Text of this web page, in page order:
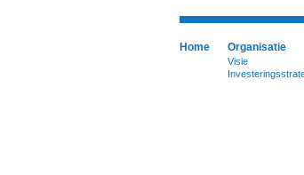
Home Organisatie
Visie